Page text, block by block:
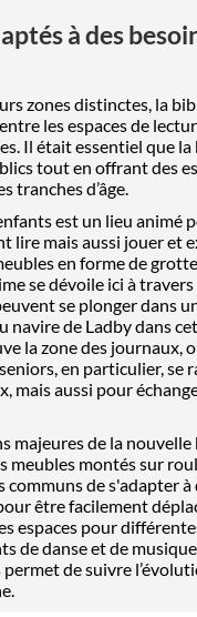
à des
zones distinctes, la
les espaces de
Il était essentiel que
tout en offrant des
tranches d’âge.
est un lieu animé
lire mais aussi jouer et
en forme de
se dévoile ici à
se plonger dans
navire de Ladby dans
la zone des journaux, o
en particulier, se
mais aussi pour
majeures de la
meubles montés sur
communs de s'adapter
être facilement
espaces pour
de danse et de
de suivre